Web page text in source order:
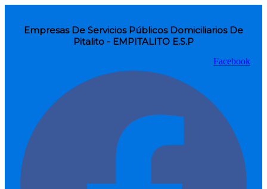
Empresas De Servicios Públicos Domiciliarios De
Pitalito - EMPITALITO E.S.P
Facebook